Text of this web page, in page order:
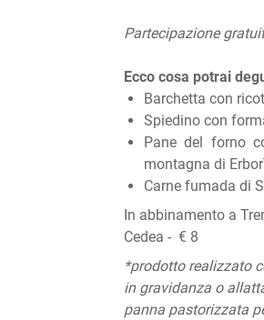
Partecipazione
Ecco cosa potrai
Barchetta con
Spiedino con
Pane del forno
montagna di
Carne fumada di
In abbinamento a
Cedea - € 8
*prodotto realizzato
in gravidanza o
panna pastorizzata